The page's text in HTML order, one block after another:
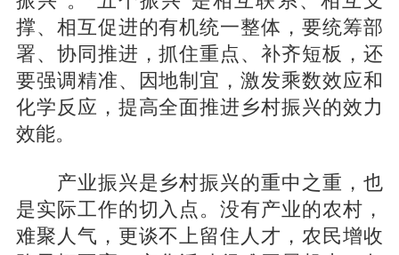
撑、相互促进的有机统一整体，要统筹部
署、协同推进，抓住重点、补齐短板，还
要强调精准、因地制宜，激发乘数效应和
化学反应，提高全面推进乡村振兴的效力
效能。
产业振兴是乡村振兴的重中之重，也
是实际工作的切入点。没有产业的农村，
难聚人气，更谈不上留住人才，农民增收